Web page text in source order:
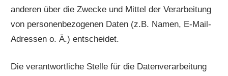
anderen über die Zwecke und Mittel der Verarbeitung
von personenbezogenen Daten (z.B. Namen, E-Mail-
Adressen o. Ä.) entscheidet.
Die verantwortliche Stelle für die Datenverarbeitung